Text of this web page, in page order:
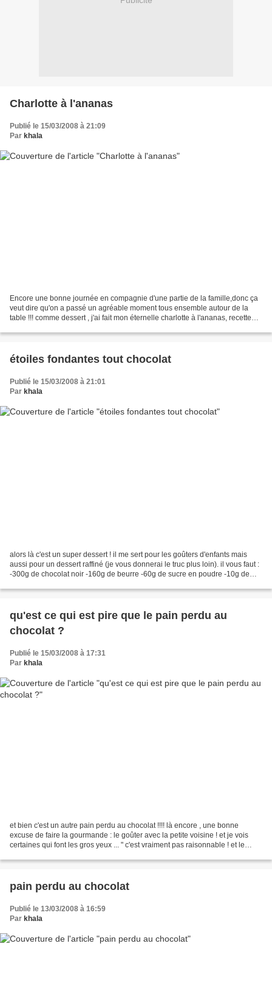
Charlotte à l'ananas
Publié le 15/03/2008 à 21:09
Par khala
Encore une bonne journée en compagnie d'une partie de la famille,donc ça
veut dire qu'on a passé un agréable moment tous ensemble autour de la
table !!! comme dessert , j'ai fait mon éternelle charlotte à l'ananas, recette
étoiles fondantes tout chocolat
Publié le 15/03/2008 à 21:01
Par khala
alors là c'est un super dessert ! il me sert pour les goûters d'enfants mais
aussi pour un dessert raffiné (je vous donnerai le truc plus loin). il vous faut :
-300g de chocolat noir -160g de beurre -60g de sucre en poudre -10g de
qu'est ce qui est pire que le pain perdu au
chocolat ?
Publié le 15/03/2008 à 17:31
Par khala
et bien c'est un autre pain perdu au chocolat !!!! là encore , une bonne
excuse de faire la gourmande : le goûter avec la petite voisine ! et je vois
certaines qui font les gros yeux ... " c'est vraiment pas raisonnable ! et le
pain perdu au chocolat
Publié le 13/03/2008 à 16:59
Par khala